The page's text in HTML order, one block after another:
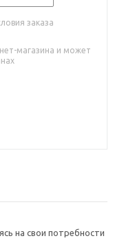
заказа
магазина и может
на свои потребности